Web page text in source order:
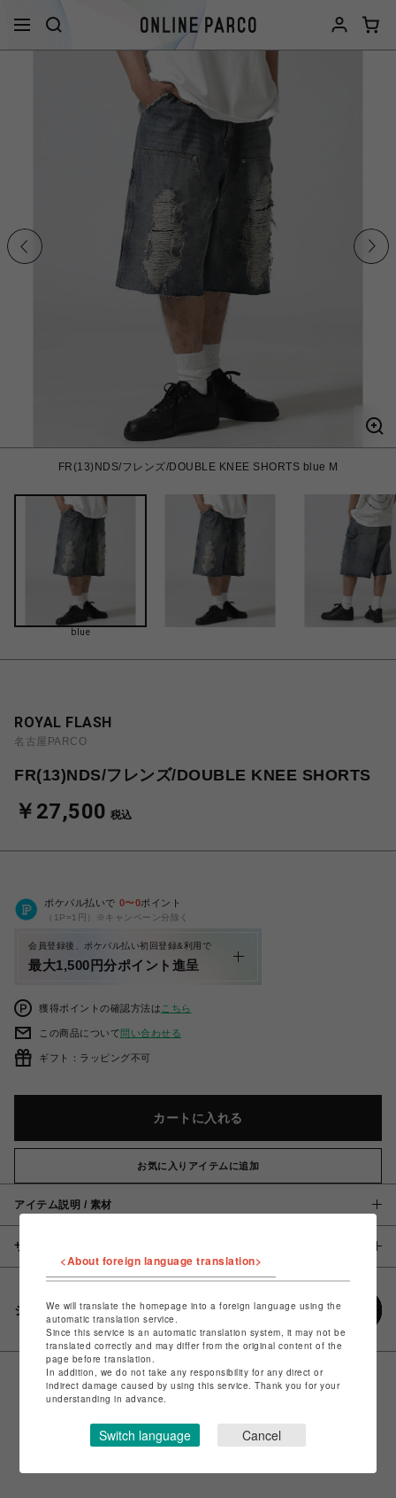
FR(13)NDS/フレンズ/DOUBLE KNEE SHORTS blue M
blue
ROYAL FLASH
名古屋PARCO
FR(13)NDS/フレンズ/DOUBLE KNEE SHORTS
￥27,500 税込
ポケパル払いで 0〜0ポイント
（1P=1円）※キャンペーン分除く
会員登録後、ポケパル払い初回登録&利用で
最大1,500円分ポイント進呈
獲得ポイントの確認方法は こちら
この商品について問い合わせる
ギフト：ラッピング不可
カートに入れる
お気に入りアイテムに追加
アイテム説明 / 素材
サイズ
シェアする
<About foreign language translation>
We will translate the homepage into a foreign language using the
automatic translation service.
Since this service is an automatic translation system, it may not be
translated correctly and may differ from the original content of the
page before translation.
In addition, we do not take any responsibility for any direct or
indirect damage caused by using this service. Thank you for your
understanding in advance.
Switch language Cancel